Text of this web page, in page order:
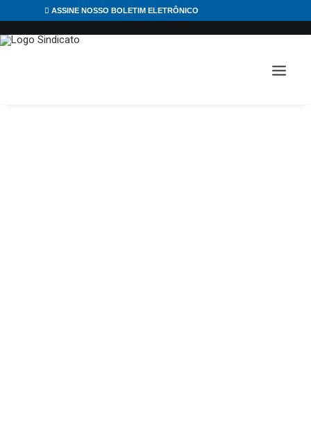
ASSINE NOSSO BOLETIM ELETRÔNICO